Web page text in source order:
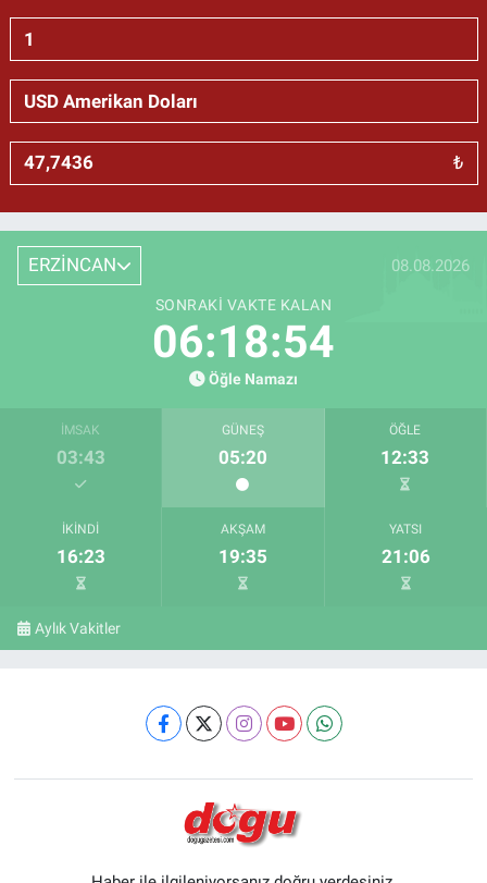
₺
ERZİNCAN 08.08.2026
SONRAKI VAKTE KALAN
06:18:54
Öğle Namazı
İMSAK
03:43
GÜNEŞ
05:20
ÖĞLE
12:33
İKINDI
16:23
AKŞAM
19:35
YATSI
21:06
Aylık Vakitler